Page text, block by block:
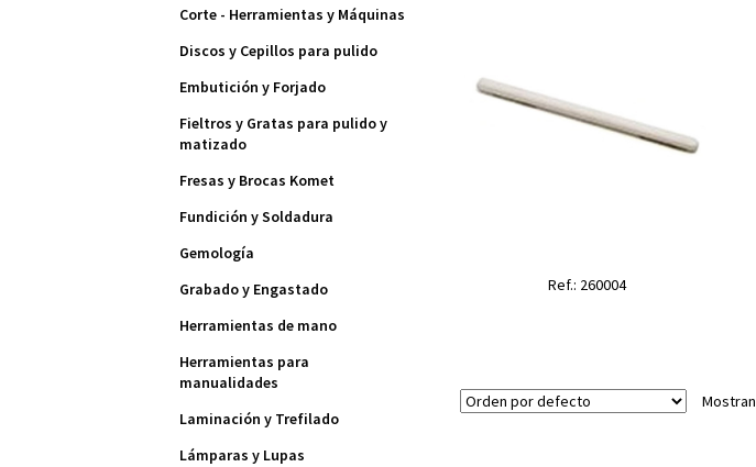
Ref.: 260004
Corte - Herramientas y Máquinas
Discos y Cepillos para pulido
Embutición y Forjado
Fieltros y Gratas para pulido y
matizado
Fresas y Brocas Komet
Fundición y Soldadura
Gemología
Grabado y Engastado
Herramientas de mano
Herramientas para
manualidades
Laminación y Trefilado
Lámparas y Lupas